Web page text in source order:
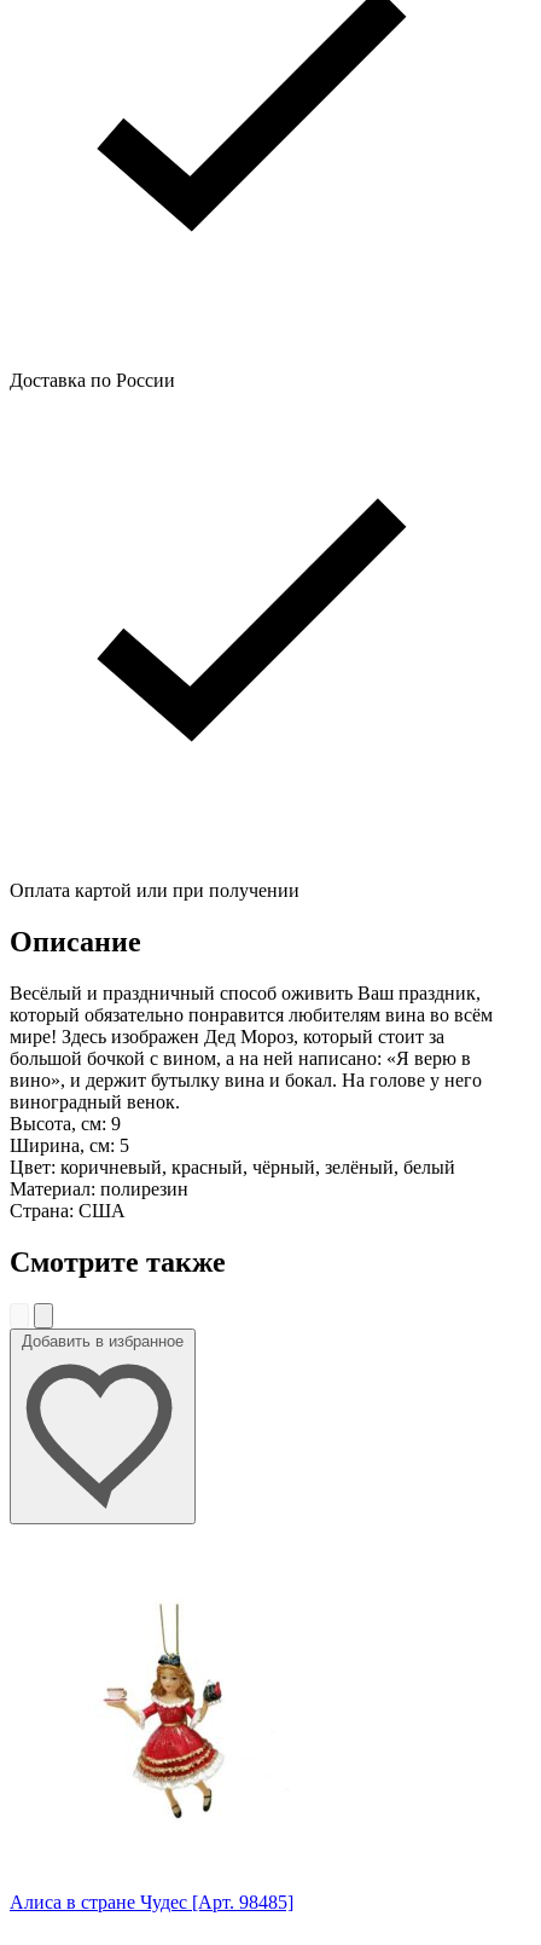
Доставка по России
Оплата картой или при получении
Описание
Весёлый и праздничный способ оживить Ваш праздник,
который обязательно понравится любителям вина во всём
мире! Здесь изображен Дед Мороз, который стоит за
большой бочкой с вином, а на ней написано: «Я верю в
вино», и держит бутылку вина и бокал. На голове у него
виноградный венок.
Высота, см: 9
Ширина, см: 5
Цвет: коричневый, красный, чёрный, зелёный, белый
Материал: полирезин
Страна: США
Смотрите также
Добавить в избранное
Алиса в стране Чудес [Арт. 98485]